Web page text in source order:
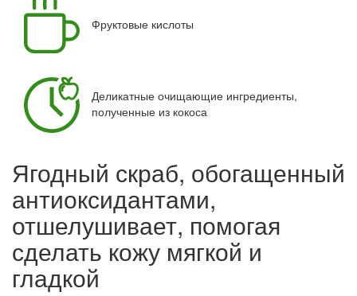
Фруктовые кислоты
Деликатные очищающие ингредиенты,
полученные из кокоса
Ягодный скраб, обогащенный
антиоксидантами,
отшелушивает, помогая
сделать кожу мягкой и
гладкой